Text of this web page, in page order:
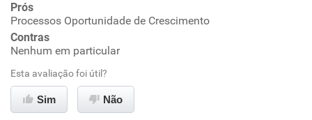
Ambiente de trabalho
Conciliação com a vida familiar
Benefícios
Prós
Processos Oportunidade de Crescimento
Contras
Nenhum em particular
Esta avaliação foi útil?
Sim Não